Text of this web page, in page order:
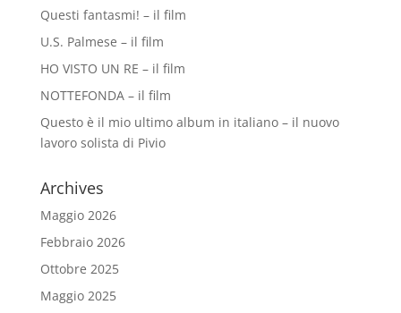
Questi fantasmi! – il film
U.S. Palmese – il film
HO VISTO UN RE – il film
NOTTEFONDA – il film
Questo è il mio ultimo album in italiano – il nuovo
lavoro solista di Pivio
Archives
Maggio 2026
Febbraio 2026
Ottobre 2025
Maggio 2025